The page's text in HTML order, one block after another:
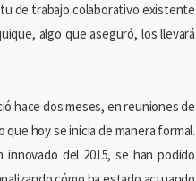
de trabajo colaborativo existente
algo que aseguró, los llevará
hace dos meses, en reuniones de
hoy se inicia de manera formal.
del 2015, se han podido